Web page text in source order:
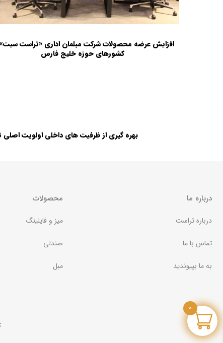
افزایش عرضه محصولات شرکت مبلمان اداری «تراست
کشورهای حوزه خلیج فارس
محصولات
میز و فایلینگ
صندلی
مبل
درباره ما
درباره تراست
تماس با ما
به ما بپیوندید
0